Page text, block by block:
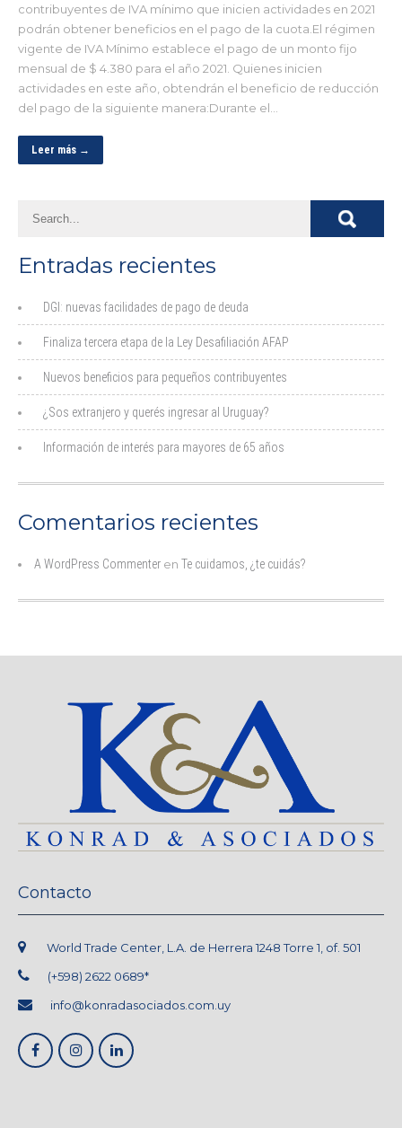
contribuyentes de IVA mínimo que inicien actividades en 2021
podrán obtener beneficios en el pago de la cuota.El régimen
vigente de IVA Mínimo establece el pago de un monto fijo
mensual de $ 4.380 para el año 2021. Quienes inicien
actividades en este año, obtendrán el beneficio de reducción
del pago de la siguiente manera:Durante el…
Leer más →
Entradas recientes
DGI: nuevas facilidades de pago de deuda
Finaliza tercera etapa de la Ley Desafiliación AFAP
Nuevos beneficios para pequeños contribuyentes
¿Sos extranjero y querés ingresar al Uruguay?
Información de interés para mayores de 65 años
Comentarios recientes
A WordPress Commenter en Te cuidamos, ¿te cuidás?
Contacto
World Trade Center, L.A. de Herrera 1248 Torre 1, of. 501
(+598) 2622 0689*
info@konradasociados.com.uy